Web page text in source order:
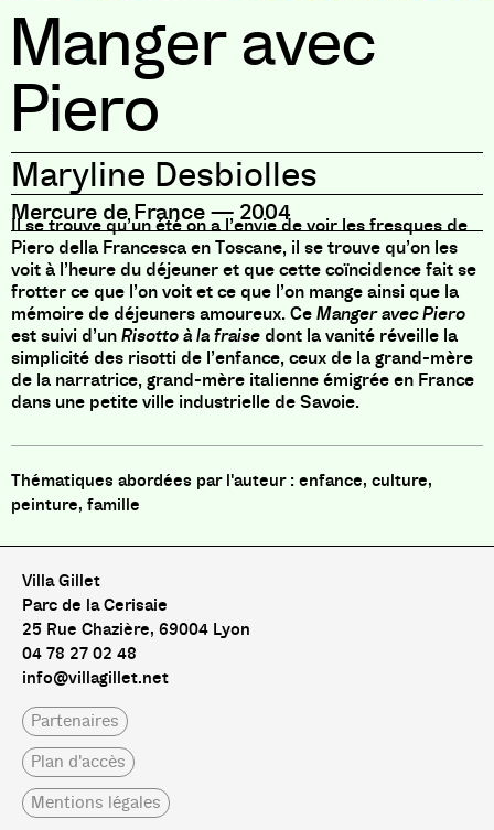
Manger avec
Piero
Maryline Desbiolles
Mercure de France— 2004
Il se trouve qu’un été on a l’envie de voir les fresques de
Piero della Francesca en Toscane, il se trouve qu’on les
voit à l’heure du déjeuner et que cette coïncidence fait se
frotter ce que l’on voit et ce que l’on mange ainsi que la
mémoire de déjeuners amoureux. CeManger avec Piero
est suivi d’unRisotto à la fraise dont la vanité réveille la
simplicité des risotti de l’enfance, ceux de la grand-mère
de la narratrice, grand-mère italienne émigrée en France
dans une petite ville industrielle de Savoie.
enfance, culture,
peinture, famille
Villa Gillet
Parc de la Cerisaie
25 Rue Chazière, 69004 Lyon
04 78 27 02 48
info@villagillet.net
Partenaires
Plan d'accès
Mentions légales